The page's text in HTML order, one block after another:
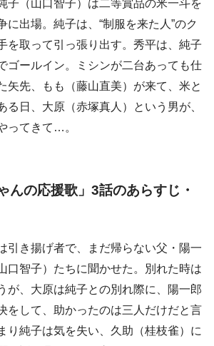
子（山口智子）は二等賞品の米一斗を
に出場。純子は、“制服を来た人”のク
を取って引っ張り出す。秀平は、純子
ゴールイン。ミシンが二台あっても仕
矢先、もも（藤山直美）が来て、米と
る日、大原（赤塚真人）という男が、
ってきて…。
んの応援歌」3話のあらすじ・
引き揚げ者で、まだ帰らない父・陽一
口智子）たちに聞かせた。別れた時は
が、大原は純子との別れ際に、陽一郎
をして、助かったのは三人だけだと言
り純子は気を失い、久助（桂枝雀）に